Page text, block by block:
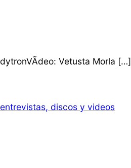
Vetusta Morla […]
discos y videos